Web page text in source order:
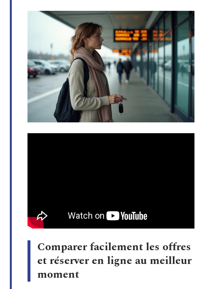
Comparer facilement les offres
et réserver en ligne au meilleur
moment